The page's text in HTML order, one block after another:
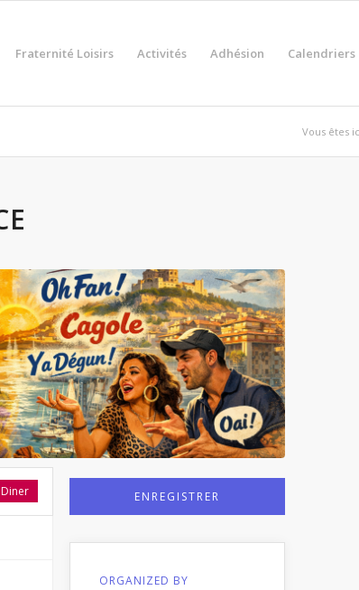
Fraternité Loisirs Activités Adhésion Calendriers
Vous êtes
Diner ENREGISTRER
ORGANIZED BY